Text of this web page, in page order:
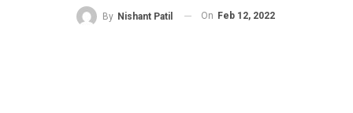
By Nishant Patil On Feb 12, 2022